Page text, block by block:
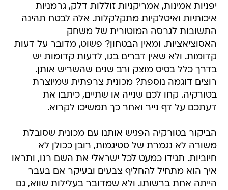
יפניות אמינות, אמריקניות זוללות דלק, גרמניות
איכותיות ואיטלקיות מתקלקלות. אלה לבטח תהינה
התשובות לגרסה המוטורית של משחק
האסוציאציות. ומאין הבטחון? פשוט, מדובר על דעות
קדומות. ולא שאין דברים בגו, לדעות קדומות יש
בדרך כלל בסיס מוצק ורב שנים שהשריש אותן.
רוצים דוגמה נוספת? מכונית צרפתית שמיוצרת
בטורקיה. קחו לכם שנייה או שתיים, כיתבו את
דעתכם על דף נייר ואחר כך תמשיכו לקרוא.
הביקור בטורקיה הפגיש אותנו עם מכונית שסובלת
משורה לא נגמרת של סטיגמות, רובן ככולן לא
חיוביות. תגידו כמעט לכל ישראלי את השם רנו, ותראו
איך הוא מתחיל להחליף צבעים ובעיקר אם בעבר
הייתה אחת ברשותו. ולא שמדובר בעלילות שווא, גם